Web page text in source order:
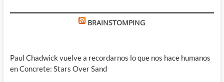
BRAINSTOMPING
Paul Chadwick vuelve a recordarnos lo que nos hace humanos
en Concrete: Stars Over Sand